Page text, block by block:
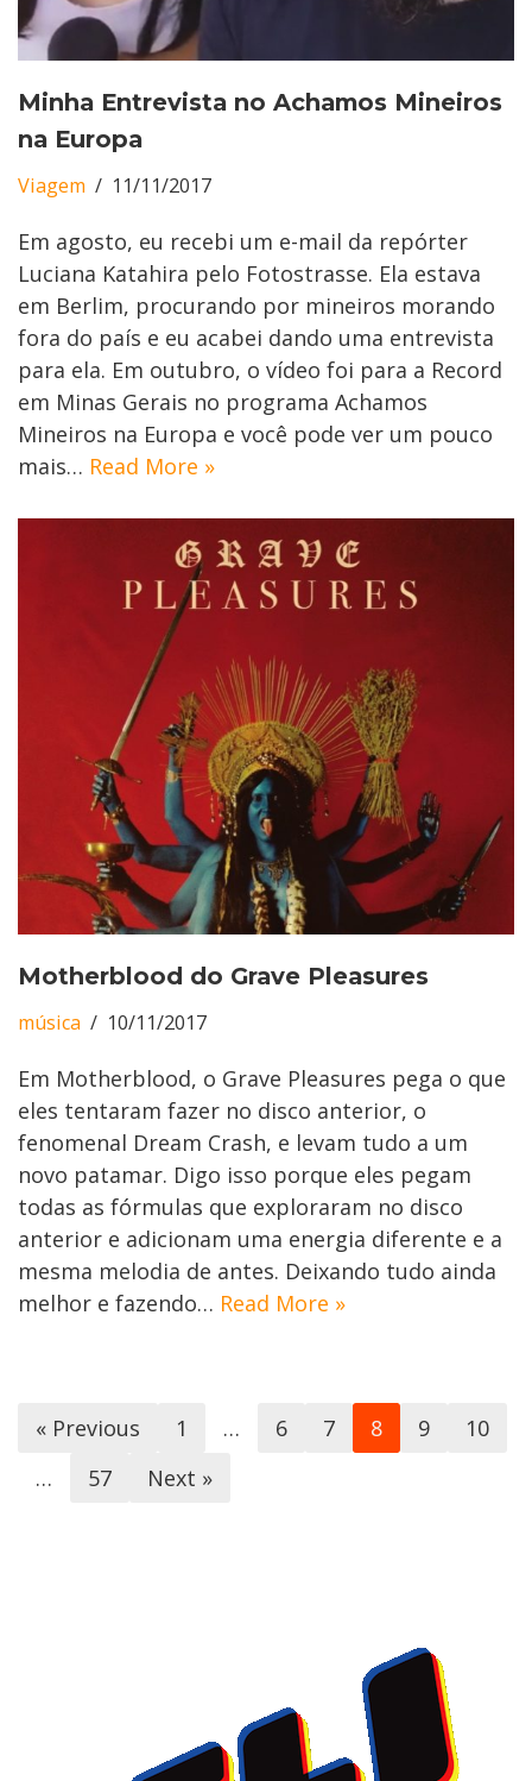
Minha Entrevista no Achamos Mineiros
na Europa
Viagem 11/11/2017
Em agosto, eu recebi um e-mail da repórter
Luciana Katahira pelo Fotostrasse. Ela estava
em Berlim, procurando por mineiros morando
fora do país e eu acabei dando uma entrevista
para ela. Em outubro, o vídeo foi para a Record
em Minas Gerais no programa Achamos
Mineiros na Europa e você pode ver um pouco
mais… Read More »
Motherblood do Grave Pleasures
música 10/11/2017
Em Motherblood, o Grave Pleasures pega o que
eles tentaram fazer no disco anterior, o
fenomenal Dream Crash, e levam tudo a um
novo patamar. Digo isso porque eles pegam
todas as fórmulas que exploraram no disco
anterior e adicionam uma energia diferente e a
mesma melodia de antes. Deixando tudo ainda
melhor e fazendo… Read More »
« Previous 1 … 6 7 8 9
10
…
57 Next »